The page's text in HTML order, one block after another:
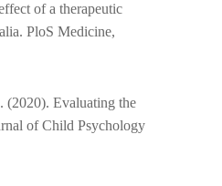
of a therapeutic
PloS Medicine,
(2020). Evaluating the
of Child Psychology